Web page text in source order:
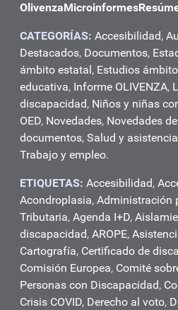
OlivenzaMicroinformes
CATEGORÍAS: Accesibilidad,
Destacados, Documentos,
ámbito estatal , Estudios
educativa, Informe OLIVENZA,
discapacidad, Niños y niñas
OED, Novedades, Novedades
documentos, Salud y
Trabajo y empleo.
ETIQUETAS: Accesibilidad,
Acondroplasia, Administración
Tributaria, Agenda I+D,
discapacidad, AROPE,
Cartografía, Certificado de
Comisión Europea, Comité
Personas con Discapacidad,
Crisis COVID, Derecho al voto,